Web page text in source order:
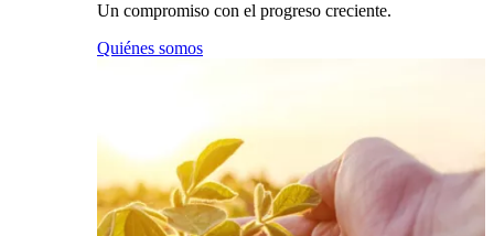
Un compromiso con el progreso creciente.
Quiénes somos